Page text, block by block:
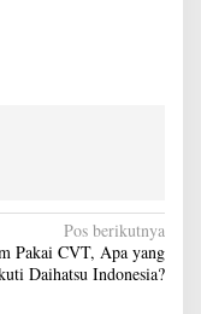
Pos berikutnya
Pakai CVT, Apa yang
Daihatsu Indonesia?